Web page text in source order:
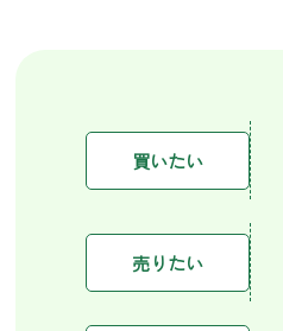
買いたい
売りたい